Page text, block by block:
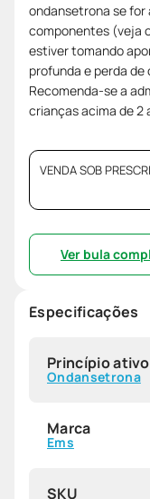
ondansetrona se for
componentes (veja
estiver tomando
profunda e perda de
Recomenda-se a
crianças acima de 2
VENDA SOB
Ver bula
Especificações
Princípio ativo
Ondansetrona
Marca
Ems
SKU